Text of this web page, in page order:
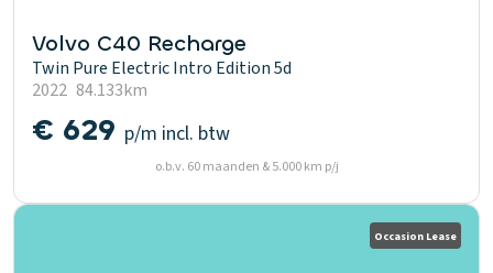
Volvo C40 Recharge
Twin Pure Electric Intro Edition 5d
2022 84.133km
€ 629 p/m incl. btw
o.b.v. 60 maanden & 5.000 km p/j
Occasion Lease